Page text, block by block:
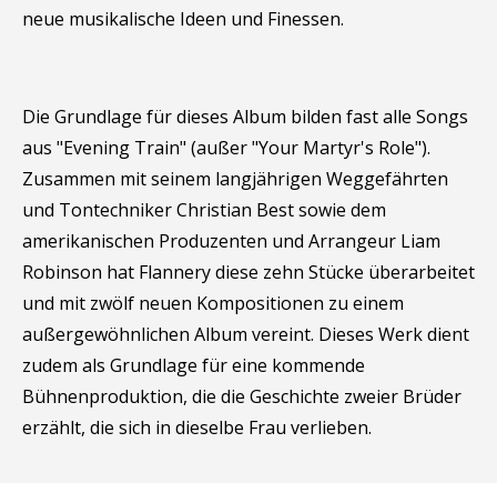
neue musikalische Ideen und Finessen.
Die Grundlage für dieses Album bilden fast alle Songs
aus "Evening Train" (außer "Your Martyr's Role").
Zusammen mit seinem langjährigen Weggefährten
und Tontechniker Christian Best sowie dem
amerikanischen Produzenten und Arrangeur Liam
Robinson hat Flannery diese zehn Stücke überarbeitet
und mit zwölf neuen Kompositionen zu einem
außergewöhnlichen Album vereint. Dieses Werk dient
zudem als Grundlage für eine kommende
Bühnenproduktion, die die Geschichte zweier Brüder
erzählt, die sich in dieselbe Frau verlieben.